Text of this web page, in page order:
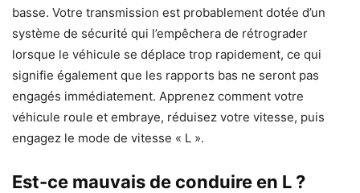
basse. Votre transmission est probablement dotée d’un
système de sécurité qui l’empêchera de rétrograder
lorsque le véhicule se déplace trop rapidement, ce qui
signifie également que les rapports bas ne seront pas
engagés immédiatement. Apprenez comment votre
véhicule roule et embraye, réduisez votre vitesse, puis
engagez le mode de vitesse « L ».
Est-ce mauvais de conduire en L ?